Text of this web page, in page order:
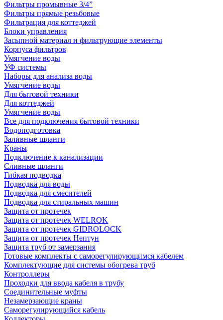
Фильтры промывные 3/4”
Фильтры прямые резьбовые
Фильтрация для коттеджей
Блоки управления
Засыпной материал и фильтрующие элементы
Корпуса фильтров
Умягчение воды
УФ системы
Наборы для анализа воды
Умягчение воды
Для бытовой техники
Для коттеджей
Умягчение воды
Все для подключения бытовой техники
Водоподготовка
Заливные шланги
Краны
Подключение к канализации
Сливные шланги
Гибкая подводка
Подводка для воды
Подводка для смесителей
Подводка для стиральных машин
Защита от протечек
Защита от протечек WELROK
Защита от протечек GIDROLOCK
Защита от протечек Нептун
Защита труб от замерзания
Готовые комплекты с саморегулирующимся кабелем
Комплектующие для системы обогрева труб
Контроллеры
Проходки для ввода кабеля в трубу
Соединительные муфты
Незамерзающие краны
Саморегулирующийся кабель